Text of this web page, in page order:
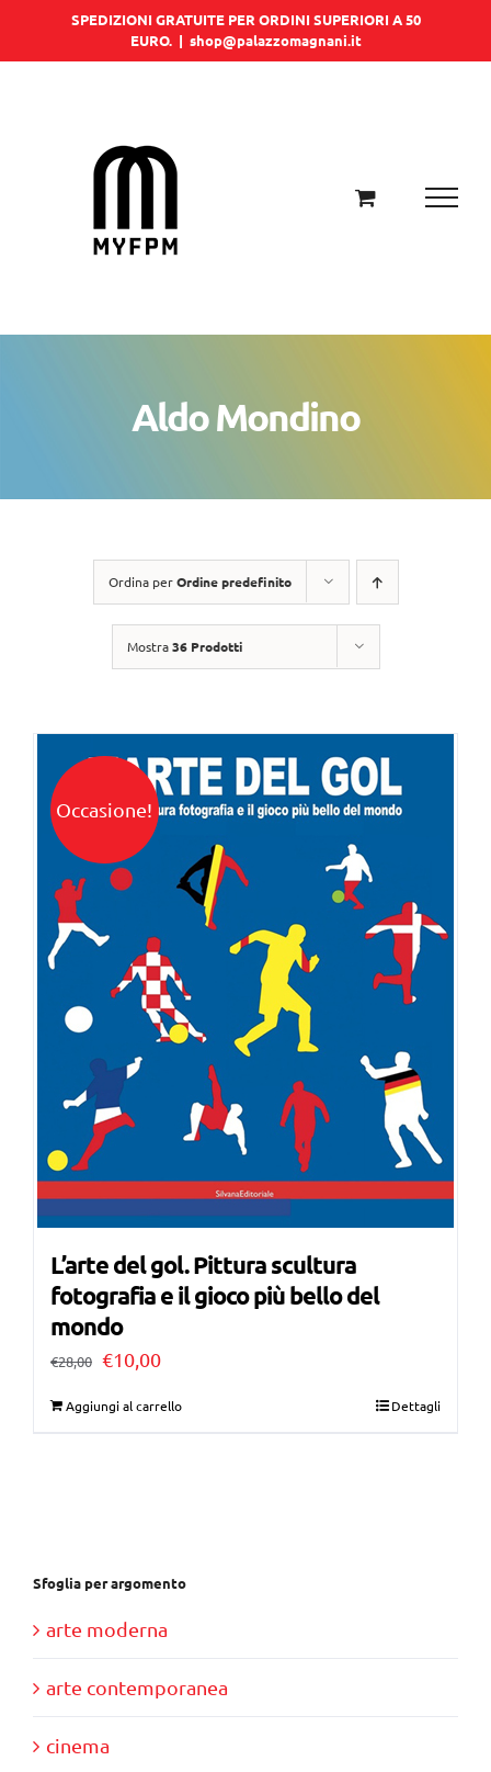
SPEDIZIONI GRATUITE PER ORDINI SUPERIORI A 50
EURO. | shop@palazzomagnani.it
Aldo Mondino
Ordina perOrdine predefinito
Mostra36 Prodotti
Occasione!
L’arte del gol. Pittura scultura
fotografia e il gioco più bello del
mondo
€28,00 Il
€10,00Il
Aggiungi al carrello Dettagli
Sfoglia per argomento
arte moderna
arte contemporanea
cinema